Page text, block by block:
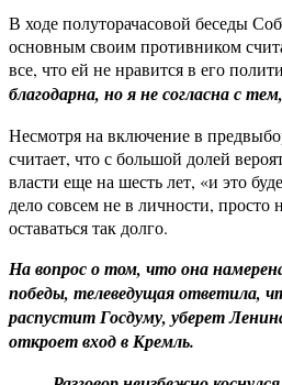
В ходе полуторачасовой беседы
основным своим противником
все, что ей не нравится в его
благодарна, но я не согласна с
Несмотря на включение в
считает, что с большой долей
власти еще на шесть лет, «и это
дело совсем не в личности, просто
оставаться так долго.
На вопрос о том, что она
победы, телеведущая ответила,
распустит Госдуму, уберет
откроет вход в Кремль.